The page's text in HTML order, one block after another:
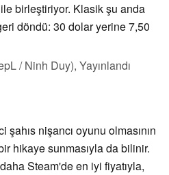
birleştiriyor. Klasik şu anda
döndü: 30 dolar yerine 7,50
/ Ninh Duy), Yayınlandı
şahıs nişancı oyunu olmasının
hikaye sunmasıyla da bilinir.
Steam'de en iyi fiyatıyla,